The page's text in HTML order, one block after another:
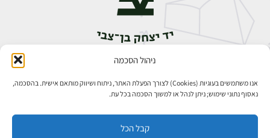
ניהול הסכמה
אנו משתמשים בעוגיות (Cookies) לצורך הפעלת האתר, ניתוח ושיווק מותאם אישית. בהסכמה,
נאסוף נתוני שימוש; ניתן לנהל או למשוך הסכמה בכל עת.
קבל הכל
אבן גבירול 14, רחביה, ירושלים